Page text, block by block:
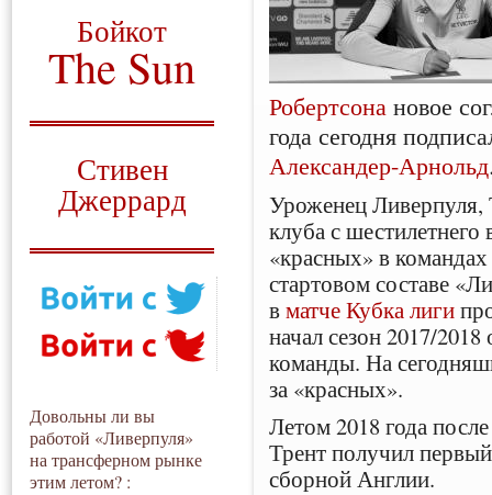
Бойкот
The Sun
Стивен
Джеррард
Довольны ли вы
работой «Ливерпуля»
на трансферном рынке
этим летом? :
Робертсона новое
года сегодня
Александер-Арнольд
Уроженец Ливерпуля,
клуба с
«красных» в
стартовом составе
вматче Кубка лиги
начал сезон 2017/
команды. На
за «красных».
Летом 2018 года
Трент получил
сборной Англии.